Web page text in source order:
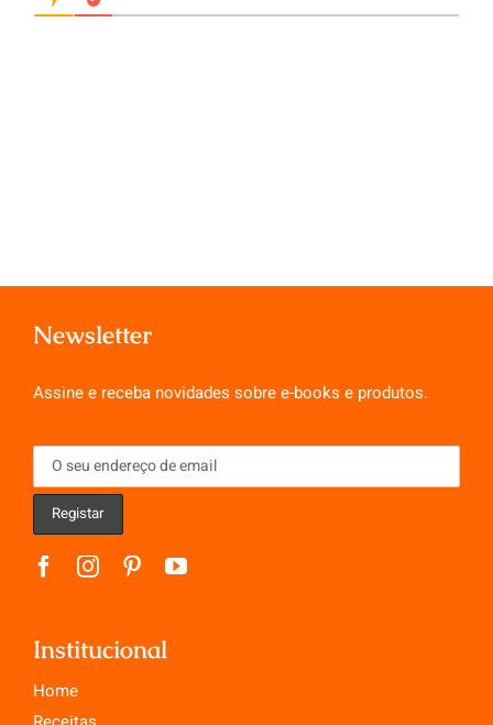
Newsletter
Assine e receba novidades sobre e-books e produtos.
Institucional
Home